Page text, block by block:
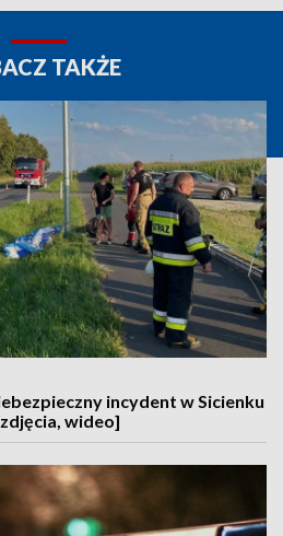
TAKŻE
incydent w Sicienku
wideo]